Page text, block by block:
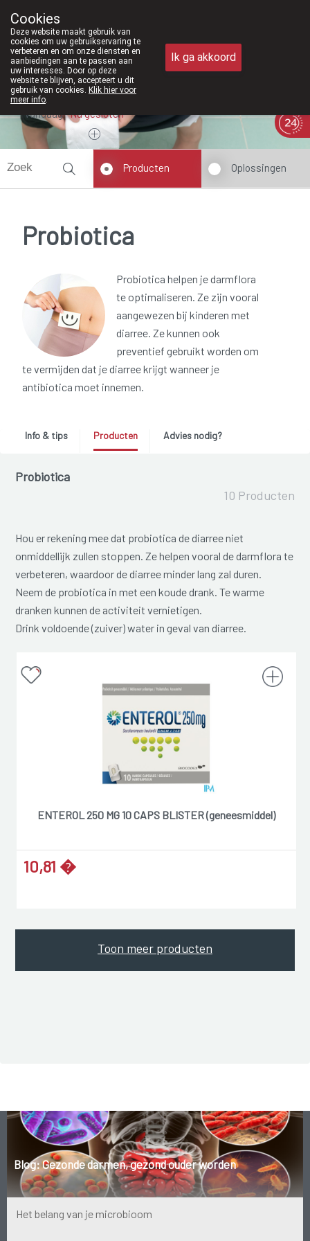
011/610300
Vandaag Nugesloten
Producten Oplossingen
Probiotica
Probiotica helpen je darmflora
te optimaliseren. Ze zijn vooral
aangewezen bij kinderen met
diarree. Ze kunnen ook
preventief gebruikt worden om
te vermijden dat je diarree krijgt wanneer je
antibiotica moet innemen.
Info & tips Producten Advies nodig?
Probiotica
10 Producten
Hou er rekening mee dat probiotica de diarree niet
onmiddellijk zullen stoppen. Ze helpen vooral de darmflora te
verbeteren, waardoor de diarree minder lang zal duren.
Neem de probiotica in met een koude drank. Te warme
dranken kunnen de activiteit vernietigen.
Drink voldoende (zuiver) water in geval van diarree.
ENTEROL 250 MG 10 CAPS BLISTER (geneesmiddel)
10,81 �
Toon meer producten
Blog: Gezonde darmen, gezond ouder worden
Het belang van je microbioom
Cookies
Deze website maakt gebruik van
cookies om uw gebruikservaring te
verbeteren en om onze diensten en
aanbiedingen aan te passen aan
uw interesses. Door op deze
website te blijven, accepteert u dit
gebruik van cookies. Klik hier voor
meer info.
Ik ga akkoord